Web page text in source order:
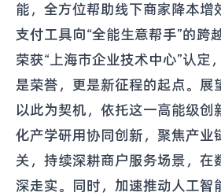
能，全方位帮助线下商家降本增
支付工具向“全能生意帮手”的跨越
荣获“上海市企业技术中心”认定
是荣誉，更是新征程的起点。展
以此为契机，依托这一高能级创
化产学研用协同创新，聚焦产业
关，持续深耕商户服务场景，在
深走实。同时，加速推动人工智